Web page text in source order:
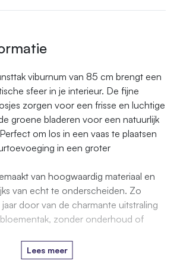
viburnum van 85 cm brengt een
sfeer in je interieur. De fijne
zorgen voor een frisse en luchtige
groene bladeren voor een natuurlijk
om los in een vaas te plaatsen
in een groter
van hoogwaardig materiaal en
van echt te onderscheiden. Zo
door van de charmante uitstraling
zonder onderhoud of
Lees meer